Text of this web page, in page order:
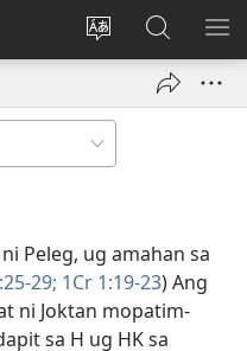
Ilisi
pinulongan
sa
site
Log
ug
Pangitaa
sa
JW.ORG
Peleg, ug amahan sa
29; 1Cr 1:19-23) Ang
ni Joktan mopatim-
sa H ug HK sa